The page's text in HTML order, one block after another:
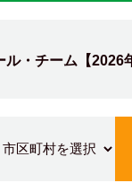
ル・チーム【2026